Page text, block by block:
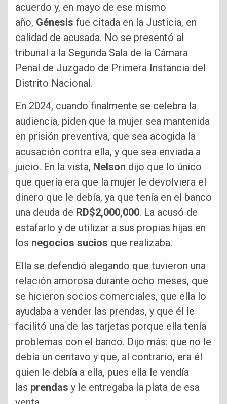
acuerdo y, en mayo de ese mismo
año, Génesis fue citada en la Justicia, en
calidad de acusada. No se presentó al
tribunal a la Segunda Sala de la Cámara
Penal de Juzgado de Primera Instancia del
Distrito Nacional.
En 2024, cuando finalmente se celebra la
audiencia, piden que la mujer sea mantenida
en prisión preventiva, que sea acogida la
acusación contra ella, y que sea enviada a
juicio. En la vista, Nelson dijo que lo único
que quería era que la mujer le devolviera el
dinero que le debía, ya que tenía en el banco
una deuda de RD$2,000,000. La acusó de
estafarlo y de utilizar a sus propias hijas en
los negocios sucios que realizaba.
Ella se defendió alegando que tuvieron una
relación amorosa durante ocho meses, que
se hicieron socios comerciales, que ella lo
ayudaba a vender las prendas, y que él le
facilitó una de las tarjetas porque ella tenía
problemas con el banco. Dijo más: que no le
debía un centavo y que, al contrario, era él
quien le debía a ella, pues ella le vendía
las prendas y le entregaba la plata de esa